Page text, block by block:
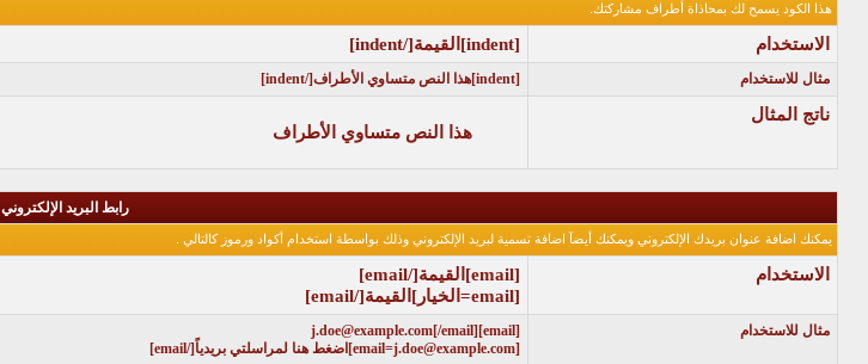
هذا الكود يسمح لك بمحاذاة أطراف مشاركتك.
الاستخدام [indent] القيمة[/indent]
مثال للاستخدام [indent]هذا النص متساوي الأطراف[/indent]
ناتج المثال
هذا النص متساوي الأطراف
رابط البريد الإلكتروني
يمكنك اضافة عنوان بريدك الإلكتروني ويمكنك أيضآ اضافة تسمية لبريد الإلكتروني وذلك بواسطة استخدام أكواد ورموز كالتالي .
الاستخدام [email] القيمة[/email]
[email=
الخيار ] القيمة[/email]
مثال للاستخدام
[email]j.doe@example.com[/email]
[email=j.doe@example.com]اضغط هنا لمراسلتي بريدياً[/email]